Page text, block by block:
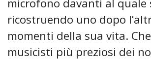
microfono davanti al quale
ricostruendo uno dopo
momenti della sua vita.
musicisti più preziosi dei